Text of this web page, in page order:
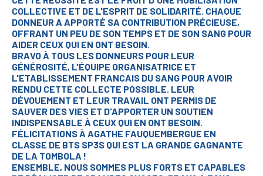
COLLECTIVE ET DE L'ESPRIT DE SOLIDARITÉ. CHAQUE
DONNEUR A APPORTÉ SA CONTRIBUTION PRÉCIEUSE,
OFFRANT UN PEU DE SON TEMPS ET DE SON SANG POUR
AIDER CEUX QUI EN ONT BESOIN.
BRAVO À TOUS LES DONNEURS POUR LEUR
GÉNÉROSITÉ, L'ÉQUIPE ORGANISATRICE ET
L'ETABLISSEMENT FRANCAIS DU SANG POUR AVOIR
RENDU CETTE COLLECTE POSSIBLE. LEUR
DÉVOUEMENT ET LEUR TRAVAIL ONT PERMIS DE
SAUVER DES VIES ET D'APPORTER UN SOUTIEN
INDISPENSABLE À CEUX QUI EN ONT BESOIN.
FÉLICITATIONS À AGATHE FAUQUEMBERGUE EN
CLASSE DE BTS SP3S QUI EST LA GRANDE GAGNANTE
DE LA TOMBOLA !
ENSEMBLE, NOUS SOMMES PLUS FORTS ET CAPABLES